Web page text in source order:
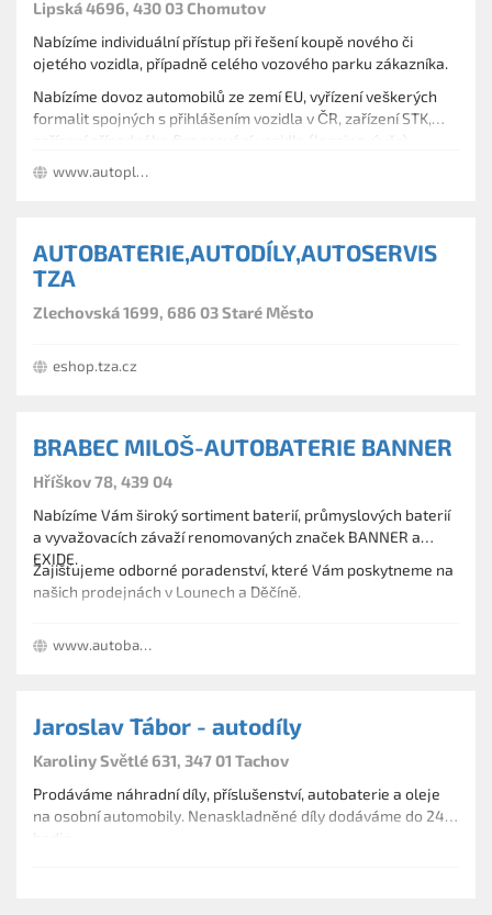
Lipská 4696, 430 03 Chomutov
Nabízíme individuální přístup při řešení koupě nového či
ojetého vozidla, případně celého vozového parku zákazníka.
Nabízíme dovoz automobilů ze zemí EU, vyřízení veškerých
formalit spojných s přihlášením vozidla v ČR, zařízení STK,
zařízení případného financování vozidla (leasing, úvěr),
sjednání autopojištění, opravy osobních a užitkových vozidel,
výkup vozidel protiúčtem, zapůjčení náhradního vozidla,
autokosmetiky.
www.autoplustriga.cz
AUTOBATERIE,AUTODÍLY,AUTOSERVIS
TZA
Zlechovská 1699, 686 03 Staré Město
eshop.tza.cz
BRABEC MILOŠ-AUTOBATERIE BANNER
Hříškov 78, 439 04
Nabízíme Vám široký sortiment baterií, průmyslových baterií
a vyvažovacích závaží renomovaných značek BANNER a
EXIDE.
Zajišťujeme odborné poradenství, které Vám poskytneme na
našich prodejnách v Lounech a Děčíně.
www.autobateriebrabec.cz
Jaroslav Tábor - autodíly
Karoliny Světlé 631, 347 01 Tachov
Prodáváme náhradní díly, příslušenství, autobaterie a oleje
na osobní automobily. Nenaskladněné díly dodáváme do 24